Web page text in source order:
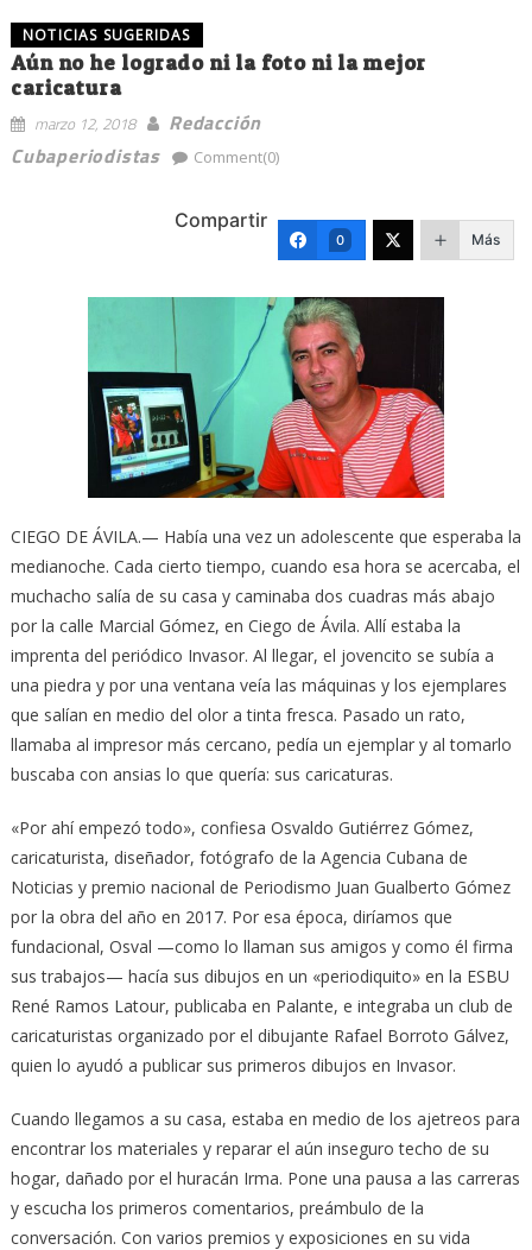
NOTICIAS SUGERIDAS
Aún no he logrado ni la foto ni la mejor
caricatura
marzo 12, 2018
Redacción
Cubaperiodistas
Comment(0)
Compartir
0 Más
CIEGO DE ÁVILA.— Había una vez un adolescente que esperaba la
medianoche. Cada cierto tiempo, cuando esa hora se acercaba, el
muchacho salía de su casa y caminaba dos cuadras más abajo
por la calle Marcial Gómez, en Ciego de Ávila. Allí estaba la
imprenta del periódico Invasor. Al llegar, el jovencito se subía a
una piedra y por una ventana veía las máquinas y los ejemplares
que salían en medio del olor a tinta fresca. Pasado un rato,
llamaba al impresor más cercano, pedía un ejemplar y al tomarlo
buscaba con ansias lo que quería: sus caricaturas.
«Por ahí empezó todo», confiesa Osvaldo Gutiérrez Gómez,
caricaturista, diseñador, fotógrafo de la Agencia Cubana de
Noticias y premio nacional de Periodismo Juan Gualberto Gómez
por la obra del año en 2017. Por esa época, diríamos que
fundacional, Osval —como lo llaman sus amigos y como él firma
sus trabajos— hacía sus dibujos en un «periodiquito» en la ESBU
René Ramos Latour, publicaba en Palante, e integraba un club de
caricaturistas organizado por el dibujante Rafael Borroto Gálvez,
quien lo ayudó a publicar sus primeros dibujos en Invasor.
Cuando llegamos a su casa, estaba en medio de los ajetreos para
encontrar los materiales y reparar el aún inseguro techo de su
hogar, dañado por el huracán Irma. Pone una pausa a las carreras
y escucha los primeros comentarios, preámbulo de la
conversación. Con varios premios y exposiciones en su vida